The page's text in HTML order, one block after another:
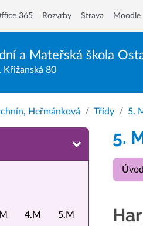
a Mateřská škola
Křižanská 80
365 Rozvrhy Strava Moodle
Heřmánková Třídy 5.
4.M 5.M
5.
Úvod